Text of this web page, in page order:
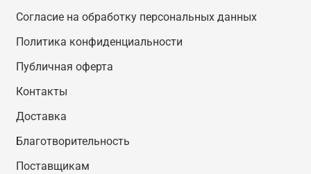
Согласие на обработку персональных данных
Политика конфиденциальности
Публичная оферта
Контакты
Доставка
Благотворительность
Поставщикам